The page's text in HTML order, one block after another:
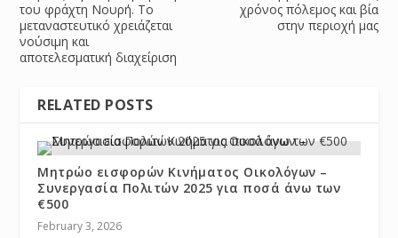
του φράχτη Νουρή. Το
μεταναστευτικό χρειάζεται
νούσιμη και
αποτελεσματική διαχείριση
χρόνος πόλεμος και βία
στην περιοχή μας
RELATED POSTS
Μητρώο εισφορών Κινήματος Οικολόγων –
Συνεργασία Πολιτών 2025 για ποσά άνω των
€500
February 3, 2026